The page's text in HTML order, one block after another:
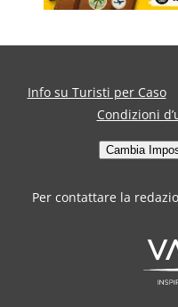
Info su Turisti per Caso
Condizioni
Cambia
Per contattare la